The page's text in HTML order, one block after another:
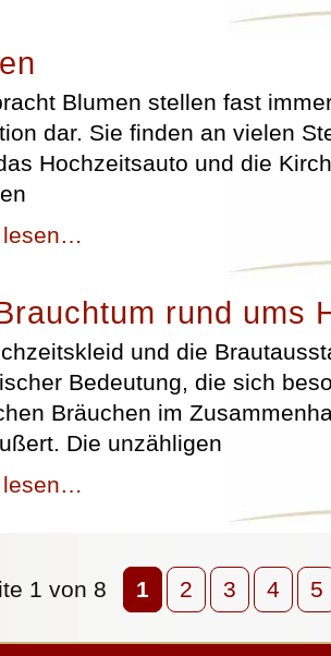
Blumen stellen fast
dar. Sie finden an vielen
Hochzeitsauto und die
lesen…
rund ums
und die
Bedeutung, die sich
Bräuchen im
Die unzähligen
lesen…
1 von 8 1 2 3 4 5